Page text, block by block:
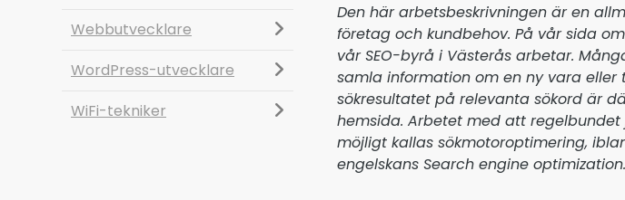
Webbutvecklare
WordPress-utvecklare
WiFi-tekniker
Den här arbetsbeskrivningen är en
företag och kundbehov. På vår sida om
vår SEO-byrå i Västerås arbetar.
samla information om en ny vara
sökresultatet på relevanta sökord är
hemsida. Arbetet med att
möjligt kallas sökmotoroptimering,
engelskans Search engine optimization.